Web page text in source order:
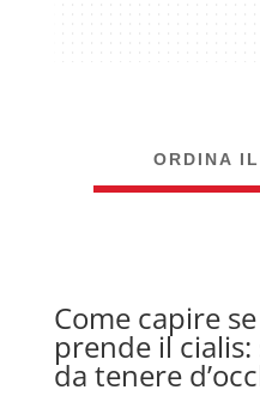
ORDINA
Come capire
prende il
da tenere